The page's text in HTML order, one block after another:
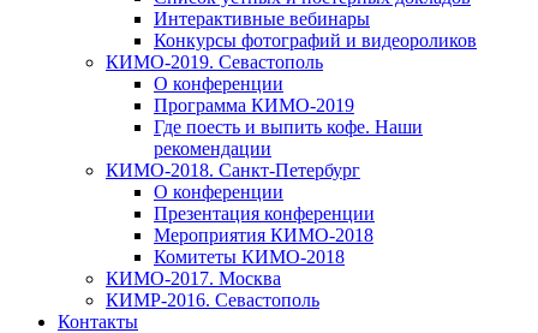
Интерактивные вебинары
Конкурсы фотографий и видеороликов
КИМО-2019. Севастополь
О конференции
Программа КИМО-2019
Где поесть и выпить кофе. Наши
рекомендации
КИМО-2018. Санкт-Петербург
О конференции
Презентация конференции
Мероприятия КИМО-2018
Комитеты КИМО-2018
КИМО-2017. Москва
КИМР-2016. Севастополь
Контакты